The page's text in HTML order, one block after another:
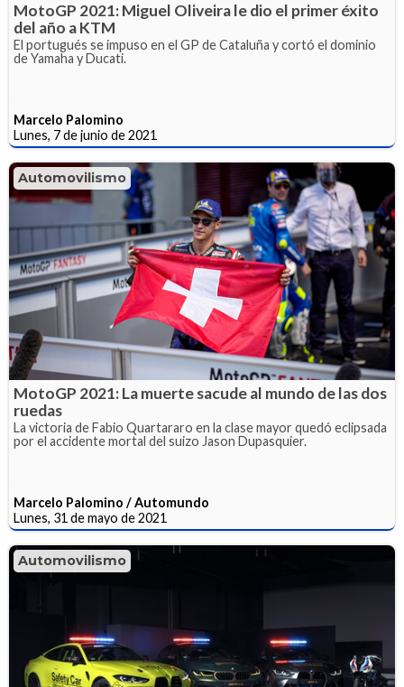
MotoGP 2021: Miguel Oliveira le dio el primer éxito
del año a KTM
El portugués se impuso en el GP de Cataluña y cortó el dominio
de Yamaha y Ducati.
Marcelo Palomino
Lunes, 7 de junio de 2021
Automovilismo
MotoGP 2021: La muerte sacude al mundo de las dos
ruedas
La victoria de Fabio Quartararo en la clase mayor quedó eclipsada
por el accidente mortal del suizo Jason Dupasquier.
Marcelo Palomino / Automundo
Lunes, 31 de mayo de 2021
Automovilismo